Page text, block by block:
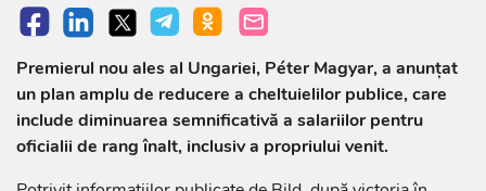
Premierul nou ales al Ungariei, Péter Magyar, a anunțat
un plan amplu de reducere a cheltuielilor publice, care
include diminuarea semnificativă a salariilor pentru
oficialii de rang înalt, inclusiv a propriului venit.